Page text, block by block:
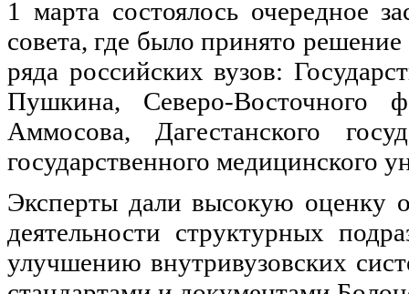
1 марта состоялось очередное
совета, где было принято
ряда российских вузов:
Пушкина, Северо-Восточного
Аммосова, Дагестанского
государственного медицинского
Эксперты дали высокую оценку
деятельности структурных
улучшению внутривузовских